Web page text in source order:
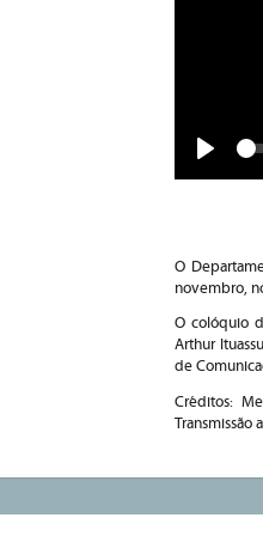
O
novembro,
O colóquio
Arthur
de
Créditos:
Transmissão